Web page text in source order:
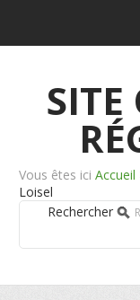
SITE
Vous êtes ici Accueil
Loisel
Rechercher